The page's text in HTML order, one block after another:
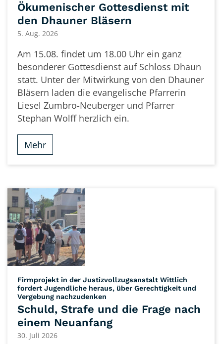
Ökumenischer Gottesdienst mit
den Dhauner Bläsern
5. Aug. 2026
Am 15.08. findet um 18.00 Uhr ein ganz
besonderer Gottesdienst auf Schloss Dhaun
statt. Unter der Mitwirkung von den Dhauner
Bläsern laden die evangelische Pfarrerin
Liesel Zumbro-Neuberger und Pfarrer
Stephan Wolff herzlich ein.
Mehr
Firmprojekt in der Justizvollzugsanstalt Wittlich
fordert Jugendliche heraus, über Gerechtigkeit und
Vergebung nachzudenken
Schuld, Strafe und die Frage nach
einem Neuanfang
30. Juli 2026